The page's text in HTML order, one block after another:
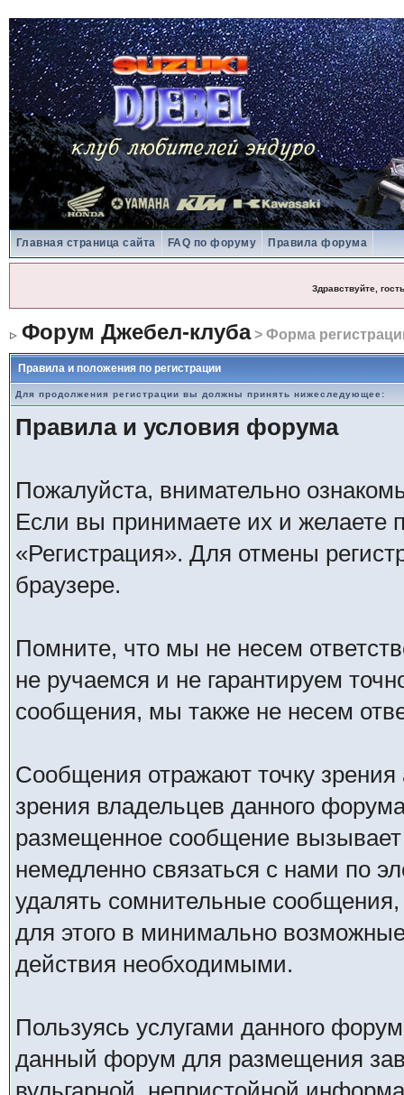
Главная страница сайта FAQ по форуму Правила форума
Здравствуйте, гость
Форум Джебел-клуба> Форма
Правила и положения по регистрации
Для продолжения регистрации вы должны принять нижеследующее:
Правила и условия форума
Пожалуйста, внимательно
Если вы принимаете их и желаете
«Регистрация». Для отмены
браузере.
Помните, что мы не несем
не ручаемся и не гарантируем
сообщения, мы также не несем
Сообщения отражают точку зрения
зрения владельцев данного
размещенное сообщение
немедленно связаться с нами по
удалять сомнительные
для этого в минимально
действия необходимыми.
Пользуясь услугами данного
данный форум для размещения